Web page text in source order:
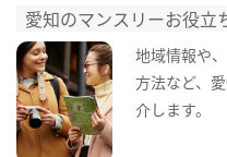
愛知のマンスリーお役立
地域情報や
方法など、
介します。